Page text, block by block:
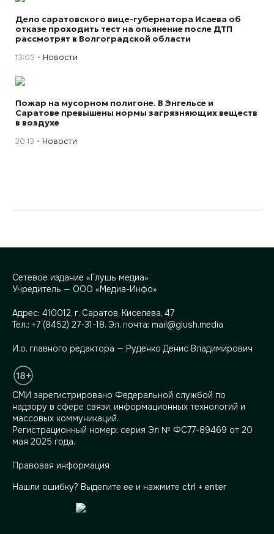
Дело саратовского вице-губернатора Исаева об
отказе проходить тест на опьянение после ДТП
рассмотрят в Волгоградской области
13:03 Новости
Пожар на мусорном полигоне. В Энгельсе и
Саратове превышены нормы загрязняющих веществ
в воздухе
20:13 Новости
Сетевое издание «Глушь медиа»
Учредитель — ООО «Медиа-Инфо»
Адрес: 410012, г. Саратов, Киселева, 47
Тел.: +7 (8452) 27-31-18. Эл. почта: mail@glush.media
И.о. главного редактора — Руденко Денис Владимирович
СМИ зарегистрировано Федеральной службой по
надзору в сфере связи, информационных технологий и
массовых коммуникаций.
Регистрационный номер: серия Эл № ФС77-89469 от 20
мая 2025 года.
Правовая информация
Нашли ошибку? Выделите ее и нажмите ctrl + enter